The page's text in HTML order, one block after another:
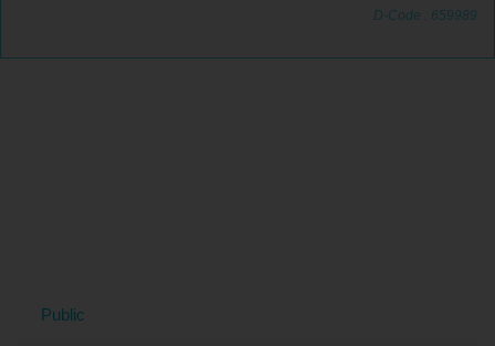
D-Code : 659989
Public